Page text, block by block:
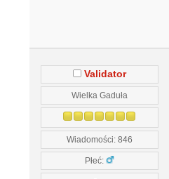
Validator
Wielka Gaduła
Wiadomości: 846
Płeć: